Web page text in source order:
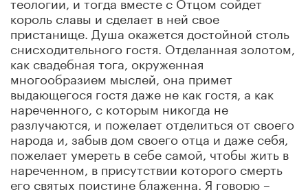
король славы и сделает в ней свое
пристанище. Душа окажется достойной столь
снисходительного гостя. Отделанная золотом,
как свадебная тога, окруженная
многообразием мыслей, она примет
выдающегося гостя даже не как гостя, а как
нареченного, с которым никогда не
разлучаются, и пожелает отделиться от своего
народа и, забыв дом своего отца и даже себя,
пожелает умереть в себе самой, чтобы жить в
нареченном, в присутствии которого смерть
его святых поистине блаженна. Я говорю –